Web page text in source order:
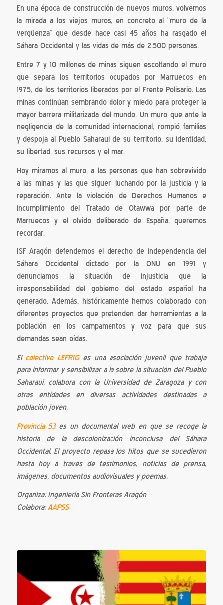
En una época de construcción de nuevos muros, volvemos
la mirada a los viejos muros, en concreto al “muro de la
vergüenza” que desde hace casi 45 años ha rasgado el
Sáhara Occidental y las vidas de más de 2.500 personas.
Entre 7 y 10 millones de minas siguen escoltando el muro
que separa los territorios ocupados por Marruecos en
1975, de los territorios liberados por el Frente Polisario. Las
minas continúan sembrando dolor y miedo para proteger la
mayor barrera militarizada del mundo. Un muro que ante la
negligencia de la comunidad internacional, rompió familias
y despoja al Pueblo Saharaui de su territorio, su identidad,
su libertad, sus recursos y el mar.
Hoy miramos al muro, a las personas que han sobrevivido
a las minas y las que siguen luchando por la justicia y la
reparación. Ante la violación de Derechos Humanos e
incumplimiento del Tratado de Otawwa por parte de
Marruecos y el olvido deliberado de España, queremos
recordar.
ISF Aragón defendemos el derecho de independencia del
Sáhara Occidental dictado por la ONU en 1991 y
denunciamos la situación de injusticia que la
irresponsabilidad del gobierno del estado español ha
generado. Además, históricamente hemos colaborado con
diferentes proyectos que pretenden dar herramientas a la
población en los campamentos y voz para que sus
demandas sean oídas.
El colectivo LEFRIGes una asociación juvenil que trabaja
para informar y sensibilizar a la sobre la situación del Pueblo
Saharaui, colabora con la Universidad de Zaragoza y con
otras entidades en diversas actividades destinadas a
población joven.
Provincia 53es un documental web en que se recoge la
historia de la descolonización inconclusa del Sáhara
Occidental. El proyecto repasa los hitos que se sucedieron
hasta hoy a través de testimonios, noticias de prensa,
imágenes, documentos audiovisuales y poemas.
Organiza: Ingeniería Sin Fronteras Aragón
Colabora:AAPSS